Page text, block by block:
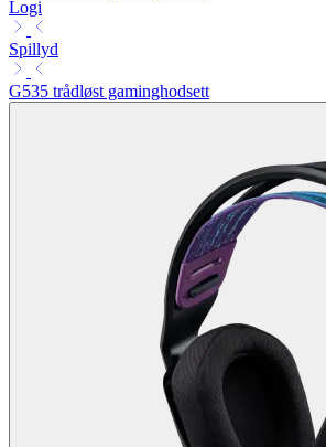
Logi
Spillyd
G535 trådløst gaminghodsett